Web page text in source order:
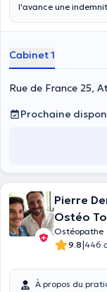
l'avance une
distinction (cursus
Justine Ghiat
naturelle et thérapie
sa globalité.
les différentes
lundi au samedi de 8
Cabinet 1
Rue de France 25,
Prochaine
Pierre
Ostéo
Ostéopathe
9.8|446
À propos du